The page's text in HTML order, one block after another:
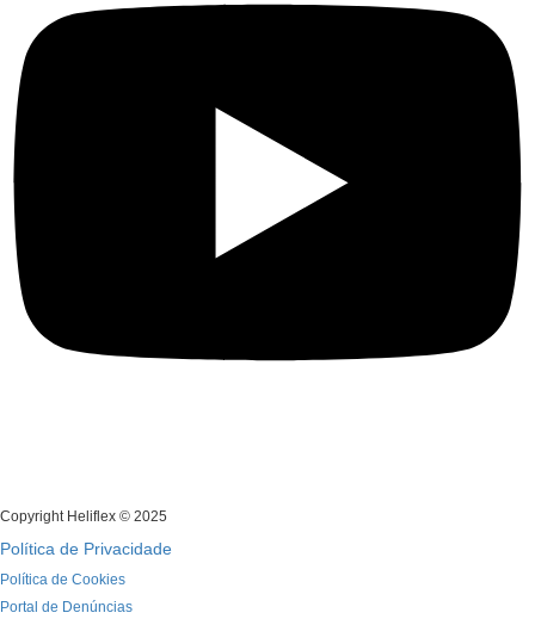
Copyright Heliflex © 2025
Política de Privacidade
Política de Cookies
Portal de Denúncias